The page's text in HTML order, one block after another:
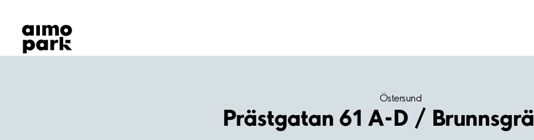
Hitta parkering
Samarbete
Kundservice
Östersund
Prästgatan 61 A-D /